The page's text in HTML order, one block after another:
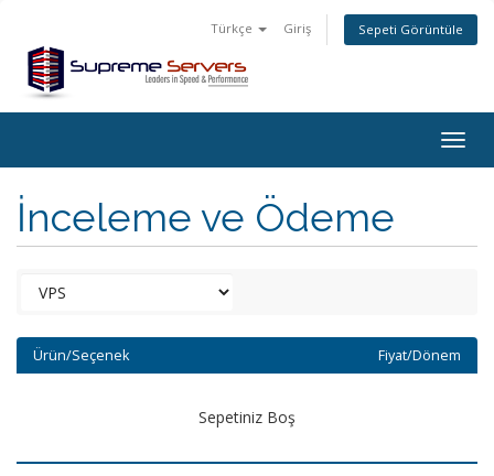
Türkçe Giriş Sepeti Görüntüle
İnceleme ve Ödeme
Ürün/Seçenek Fiyat/Dönem
Sepetiniz Boş